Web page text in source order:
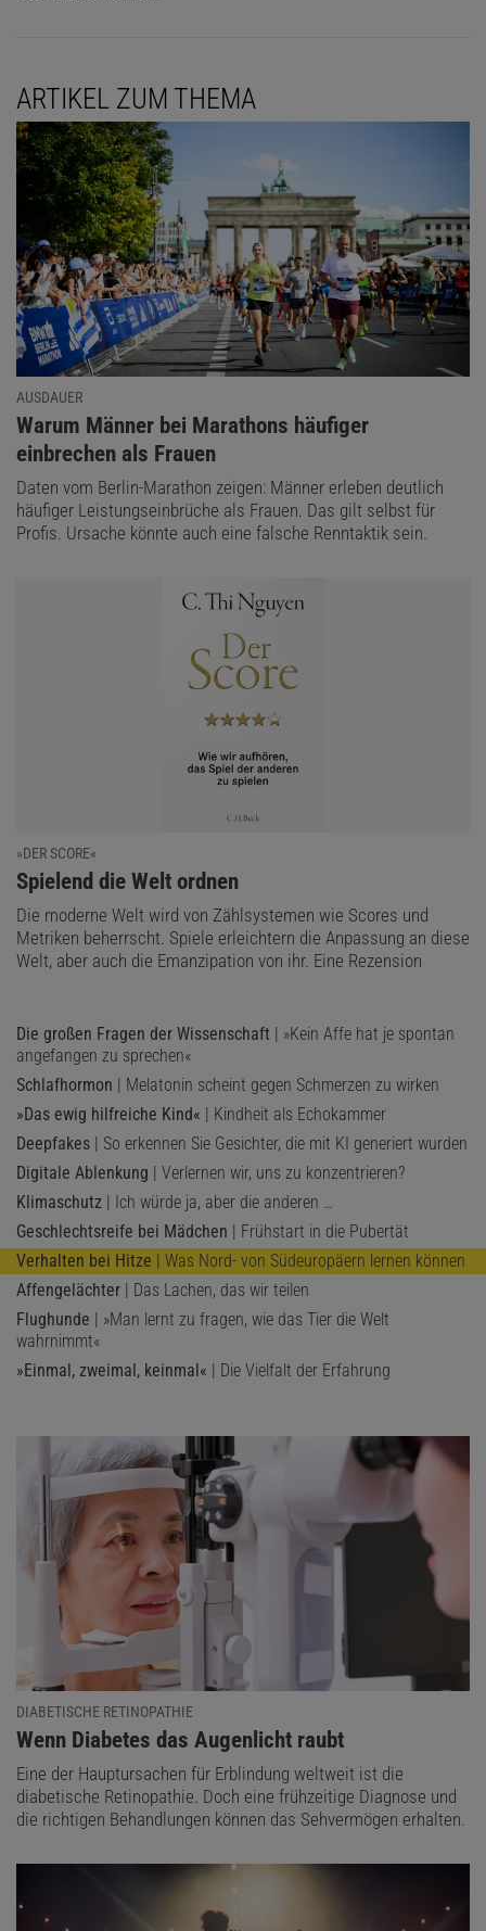
ARTIKEL ZUM THEMA
AUSDAUER
:
Warum Männer bei Marathons häufiger
einbrechen als Frauen
Daten vom Berlin-Marathon zeigen: Männer erleben deutlich
häufiger Leistungseinbrüche als Frauen. Das gilt selbst für
Profis. Ursache könnte auch eine falsche Renntaktik sein.
»DER SCORE«
:
Spielend die Welt ordnen
Die moderne Welt wird von Zählsystemen wie Scores und
Metriken beherrscht. Spiele erleichtern die Anpassung an diese
Welt, aber auch die Emanzipation von ihr. Eine Rezension
Die großen Fragen der Wissenschaft | »Kein Affe hat je spontan
angefangen zu sprechen«
Schlafhormon | Melatonin scheint gegen Schmerzen zu wirken
»Das ewig hilfreiche Kind« | Kindheit als Echokammer
Deepfakes | So erkennen Sie Gesichter, die mit KI generiert wurden
Digitale Ablenkung | Verlernen wir, uns zu konzentrieren?
Klimaschutz | Ich würde ja, aber die anderen …
Geschlechtsreife bei Mädchen | Frühstart in die Pubertät
Verhalten bei Hitze | Was Nord- von Südeuropäern lernen können
Affengelächter | Das Lachen, das wir teilen
Flughunde | »Man lernt zu fragen, wie das Tier die Welt
wahrnimmt«
»Einmal, zweimal, keinmal« | Die Vielfalt der Erfahrung
DIABETISCHE RETINOPATHIE
:
Wenn Diabetes das Augenlicht raubt
Eine der Hauptursachen für Erblindung weltweit ist die
diabetische Retinopathie. Doch eine frühzeitige Diagnose und
die richtigen Behandlungen können das Sehvermögen erhalten.